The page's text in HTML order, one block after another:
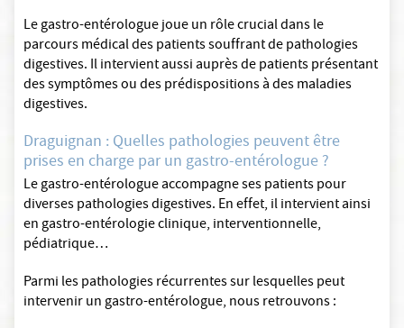
Le gastro-entérologue joue un rôle crucial dans le
parcours médical des patients souffrant de pathologies
digestives. Il intervient aussi auprès de patients présentant
des symptômes ou des prédispositions à des maladies
digestives.
Draguignan : Quelles pathologies peuvent être
prises en charge par un gastro-entérologue ?
Le gastro-entérologue accompagne ses patients pour
diverses pathologies digestives. En effet, il intervient ainsi
en gastro-entérologie clinique, interventionnelle,
pédiatrique…
Parmi les pathologies récurrentes sur lesquelles peut
intervenir un gastro-entérologue, nous retrouvons :